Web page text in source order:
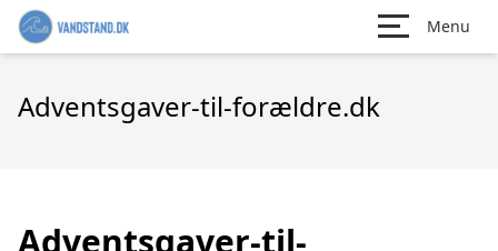
Menu
Adventsgaver-til-forældre.dk
Adventsgaver-til-